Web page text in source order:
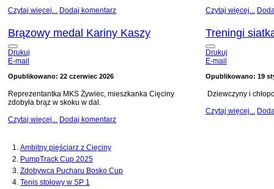
Czytaj więcej... Dodaj komentarz Czytaj więcej...
Brązowy medal Kariny Kaszy
Drukuj
E-mail
Opublikowano: 22 czerwiec 2026
Reprezentantka MKS Żywiec, mieszkanka Cięciny
zdobyła brąz w skoku w dal.
Czytaj więcej... Dodaj komentarz
Treningi
Drukuj
E-mail
Opublikowano: 19
Dziewczyny i
Czytaj więcej...
Ambitny pięściarz z Cięciny
PumpTrack Cup 2025
Zdobywca Pucharu Bosko Cup
Tenis stołowy w SP 1